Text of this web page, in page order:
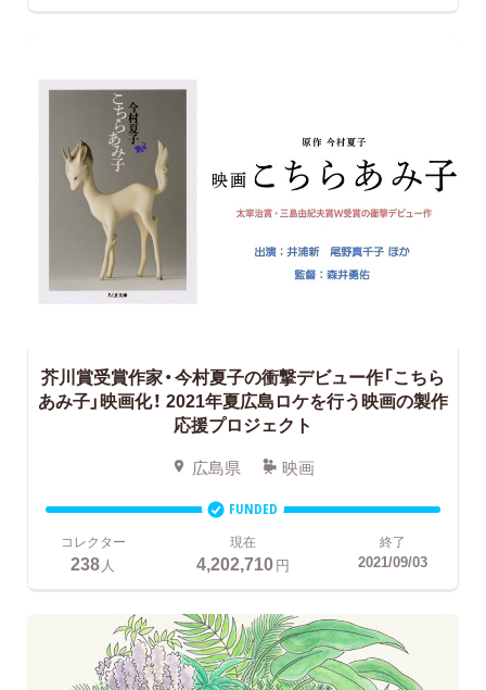
芥川賞受賞作家・今村夏子の衝撃デビュー作「こちら
あみ子」映画化！ 2021年夏広島ロケを行う映画の製作
応援プロジェクト
広島県 映画
FUNDED
コレクター
238 人
現在
4,202,710円
終了
2021/09/03